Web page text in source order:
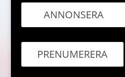
ANNONSERA
PRENUMERERA